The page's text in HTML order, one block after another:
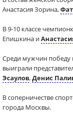
Анастасия Зорина,
В 9-10 классе
Епишкина и
Среди мужчин победу
выиграли
Эсаулов,Денис
В соперничестве
города Москвы.